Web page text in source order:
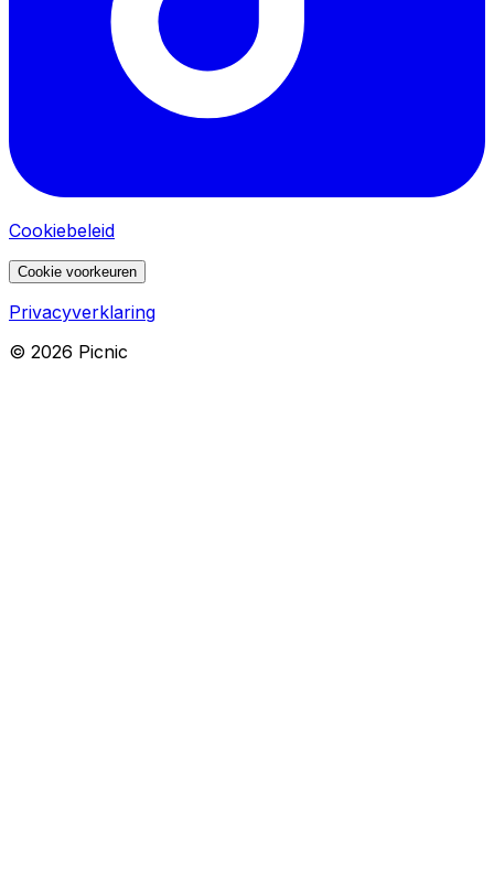
Cookiebeleid
Cookie voorkeuren
Privacyverklaring
© 2026 Picnic